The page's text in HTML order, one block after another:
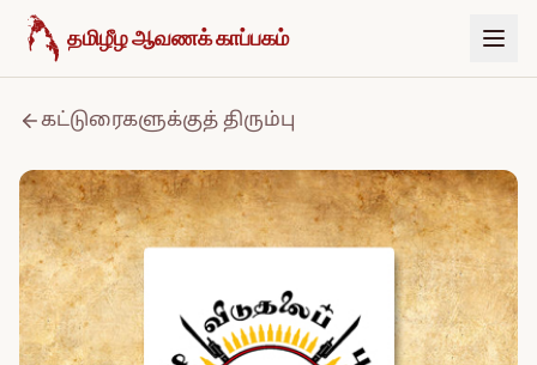
உள்ளடக்கத்திற்குச் செல்க
தமிழீழ ஆவணக் காப்பகம்
கட்டுரைகளுக்குத் திரும்பு